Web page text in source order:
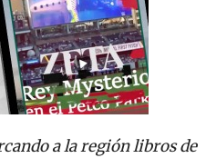
a la región libros de